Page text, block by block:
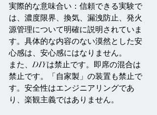
実際的な意味合い：信頼できる実験で
は、濃度限界、換気、漏洩防止、発火
源管理について明確に説明されていま
す。具体的な内容のない漠然とした安
心感は、安心感にはなりません。
また、DIYは禁止です。即席の混合は
禁止です。「自家製」の装置も禁止で
す。安全性はエンジニアリングであ
り、楽観主義ではありません。